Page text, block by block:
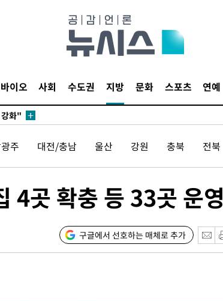
이오 사회 수도권 지방 문화 스포츠 연예
(종
주 대전/충남 울산 강원 충북 전북
4곳 확충 등 33곳 운영
구글에서 선호하는 매체로 추가